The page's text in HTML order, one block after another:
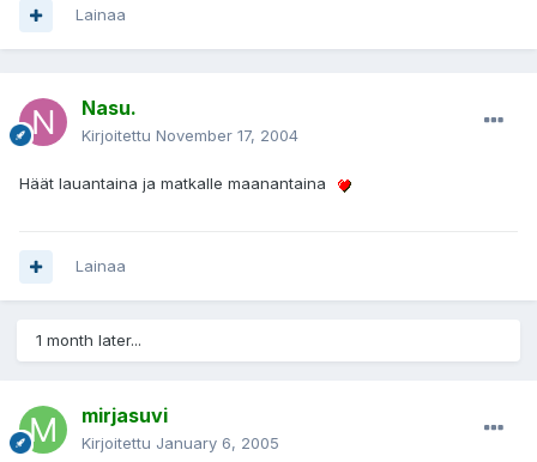
Lainaa
Nasu.
Kirjoitettu November 17, 2004
Häät lauantaina ja matkalle maanantaina
Lainaa
1 month later...
mirjasuvi
Kirjoitettu January 6, 2005